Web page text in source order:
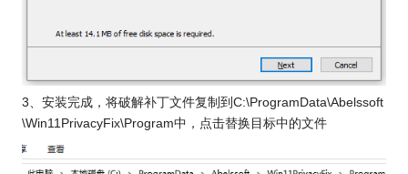
3、安装完成，将破解补丁文件复制到C:\ProgramData\Abelssoft
\Win11PrivacyFix\Program中，点击替换目标中的文件